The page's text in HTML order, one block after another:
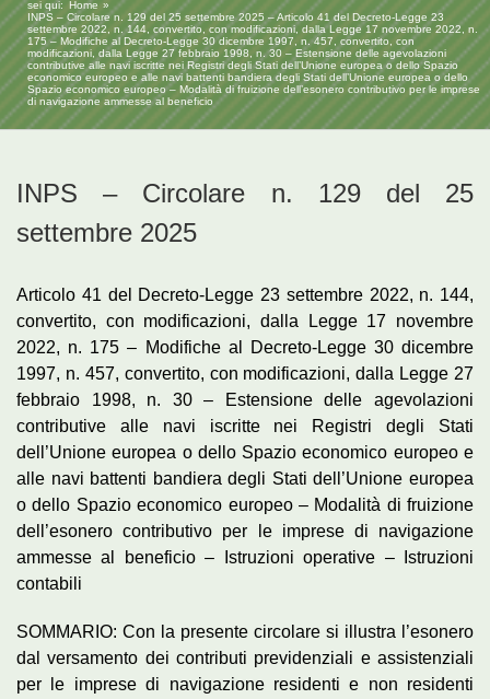
sei qui:
Home
INPS – Circolare n. 129 del 25 settembre 2025 – Articolo 41 del Decreto-Legge 23
settembre 2022, n. 144, convertito, con modificazioni, dalla Legge 17 novembre 2022, n.
175 – Modifiche al Decreto-Legge 30 dicembre 1997, n. 457, convertito, con
modificazioni, dalla Legge 27 febbraio 1998, n. 30 – Estensione delle agevolazioni
contributive alle navi iscritte nei Registri degli Stati dell’Unione europea o dello Spazio
economico europeo e alle navi battenti bandiera degli Stati dell’Unione europea o dello
Spazio economico europeo – Modalità di fruizione dell’esonero contributivo per le imprese
di navigazione ammesse al beneficio
INPS – Circolare n. 129 del 25
settembre 2025
Articolo 41 del Decreto-Legge 23 settembre 2022, n. 144,
convertito, con modificazioni, dalla Legge 17 novembre
2022, n. 175 – Modifiche al Decreto-Legge 30 dicembre
1997, n. 457, convertito, con modificazioni, dalla Legge 27
febbraio 1998, n. 30 – Estensione delle agevolazioni
contributive alle navi iscritte nei Registri degli Stati
dell’Unione europea o dello Spazio economico europeo e
alle navi battenti bandiera degli Stati dell’Unione europea
o dello Spazio economico europeo – Modalità di fruizione
dell’esonero contributivo per le imprese di navigazione
ammesse al beneficio – Istruzioni operative – Istruzioni
contabili
SOMMARIO: Con la presente circolare si illustra l’esonero
dal versamento dei contributi previdenziali e assistenziali
per le imprese di navigazione residenti e non residenti